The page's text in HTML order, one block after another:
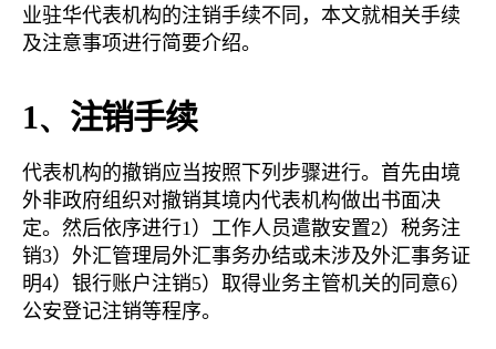
业驻华代表机构的注销手续不同，本文就相关手续
及注意事项进行简要介绍。
1、 注销手续
代表机构的撤销应当按照下列步骤进行。首先由境
外非政府组织对撤销其境内代表机构做出书面决
定。然后依序进行1）工作人员遣散安置2）税务注
销3）外汇管理局外汇事务办结或未涉及外汇事务证
明4）银行账户注销5）取得业务主管机关的同意6）
公安登记注销等程序。